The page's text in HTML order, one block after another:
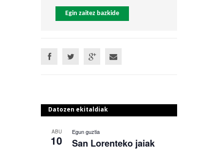
Egin zaitez bazkide
Datozen ekitaldiak
ABU
10
Egun guztia
San Lorenteko jaiak